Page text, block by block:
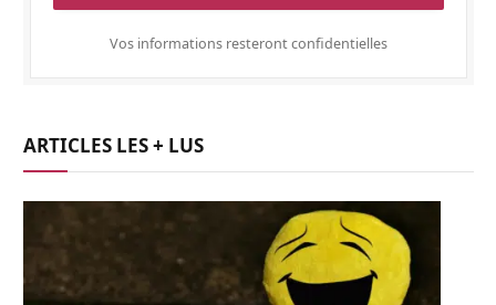
Vos informations resteront confidentielles
ARTICLES LES + LUS